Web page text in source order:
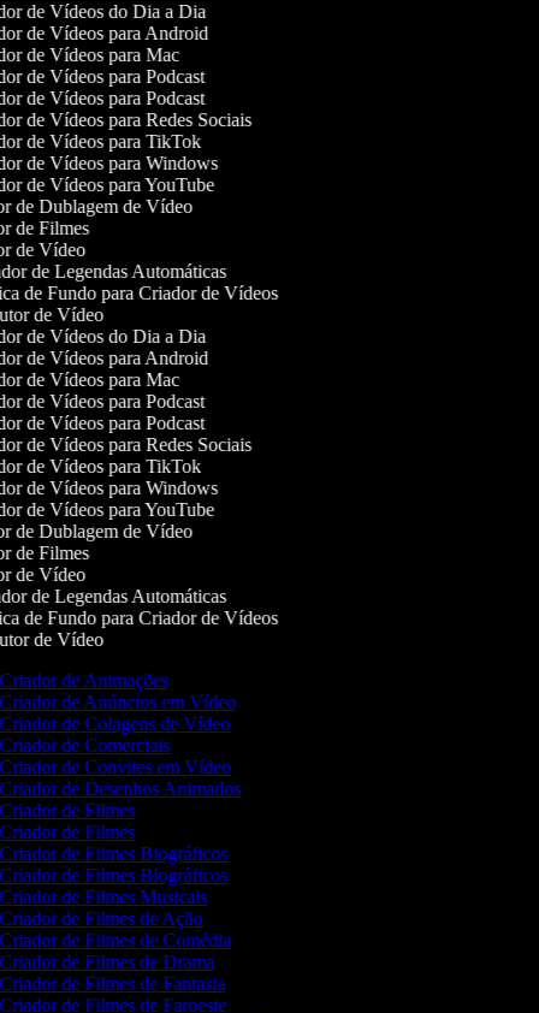
de Vídeos do Dia a Dia
de Vídeos para Android
de Vídeos para Mac
de Vídeos para Podcast
de Vídeos para Podcast
de Vídeos para Redes Sociais
de Vídeos para TikTok
de Vídeos para Windows
de Vídeos para YouTube
de Dublagem de Vídeo
de Filmes
de Vídeo
de Legendas Automáticas
de Fundo para Criador de Vídeos
de Vídeo
de Vídeos do Dia a Dia
de Vídeos para Android
de Vídeos para Mac
de Vídeos para Podcast
de Vídeos para Podcast
de Vídeos para Redes Sociais
de Vídeos para TikTok
de Vídeos para Windows
de Vídeos para YouTube
de Dublagem de Vídeo
de Filmes
de Vídeo
de Legendas Automáticas
de Fundo para Criador de Vídeos
de Vídeo
de Animações
de Anúncios em Vídeo
de Colagens de Vídeo
de Comerciais
de Convites em Vídeo
de Desenhos Animados
de Filmes
de Filmes
de Filmes Biográficos
de Filmes Biográficos
de Filmes Musicais
de Filmes de Ação
de Filmes de Comédia
de Filmes de Drama
de Filmes de Fantasia
de Filmes de Faroeste